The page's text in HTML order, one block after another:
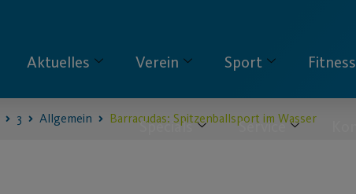
Aktuelles Verein Sport Fitness
Specials Service
3 Allgemein Barracudas: Spitzenballsport im Wasser